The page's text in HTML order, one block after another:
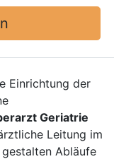
Einrichtung der
Geriatrie
Leitung im
Abläufe